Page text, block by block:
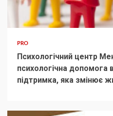
PRO
Психологічний центр
психологічна допомога
підтримка, яка змінює